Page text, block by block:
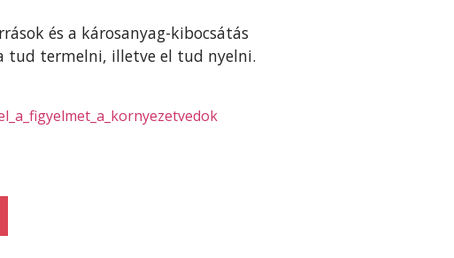
és a károsanyag-kibocsátás
tud termelni, illetve el tud nyelni.